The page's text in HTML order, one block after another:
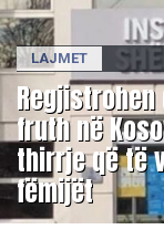
LAJMET
fruth në
thirrje që të
fëmijët